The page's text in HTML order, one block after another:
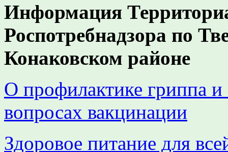
Информация
Роспотребнадзора по
Конаковском районе
О профилактике гриппа
вопросах вакцинации
Здоровое питание для